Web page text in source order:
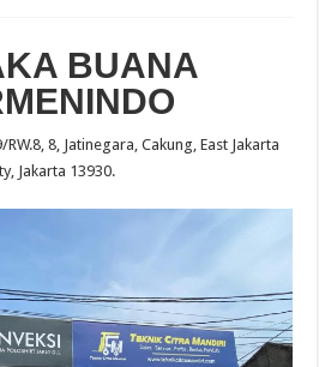
BUANA
8, Jatinegara, Cakung, East Jakarta
Jakarta 13930.